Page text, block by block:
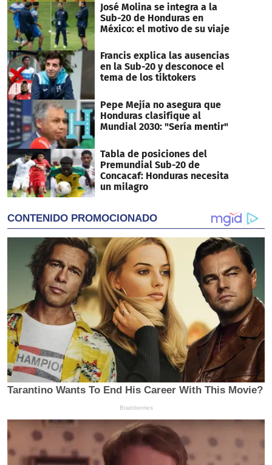
José Molina se integra a la
Sub-20 de Honduras en
México: el motivo de su viaje
Francis explica las ausencias
en la Sub-20 y desconoce el
tema de los tiktokers
Pepe Mejía no asegura que
Honduras clasifique al
Mundial 2030: "Sería mentir"
Tabla de posiciones del
Premundial Sub-20 de
Concacaf: Honduras necesita
un milagro